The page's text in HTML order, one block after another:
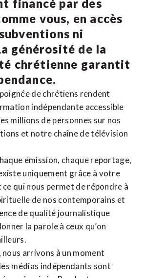
financé par des
vous, en accès
ni
générosité de la
chrétienne garantit
de chrétiens rendent
indépendante accessible
millions de personnes sur nos
et notre chaîne de télévision
émission, chaque reportage,
uniquement grâce à votre
ce qui nous permet de répondre à
de nos contemporains et
de qualité journalistique
la parole à ceux qu’on
nous arrivons à un moment
médias indépendants sont